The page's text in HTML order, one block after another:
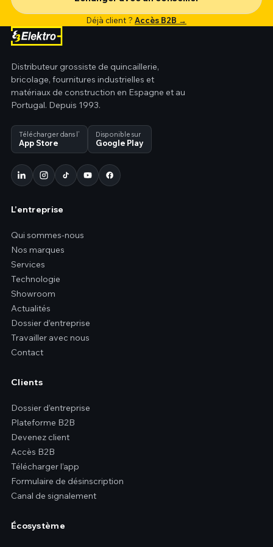
Déjà client ? Accès B2B →
Distributeur grossiste de quincaillerie,
bricolage, fournitures industrielles et
matériaux de construction en Espagne et au
Portugal. Depuis 1993.
Télécharger dans l’
App Store
Disponible sur
Google Play
L’entreprise
Qui sommes-nous
Nos marques
Services
Technologie
Showroom
Actualités
Dossier d’entreprise
Travailler avec nous
Contact
Clients
Dossier d’entreprise
Plateforme B2B
Devenez client
Accès B2B
Télécharger l’app
Formulaire de désinscription
Canal de signalement
Écosystème